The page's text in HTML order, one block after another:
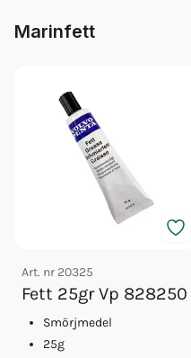
Marinfett
Art. nr 20325
Fett 25gr Vp 828250
Smörjmedel
25g